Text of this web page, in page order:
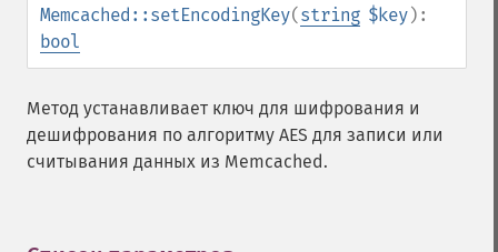
Memcached::setEncodingKey(string $key):
bool
Метод устанавливает ключ для шифрования и
дешифрования по алгоритму AES для записи или
считывания данных из Memcached.